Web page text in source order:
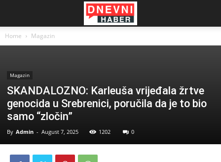
Home Magazin
Magazin
SKANDALOZNO: Karleuša vrijeđala žrtve
genocida u Srebrenici, poručila da je to bio
samo “zločin”
By Admin - August 7, 2025 1202 0